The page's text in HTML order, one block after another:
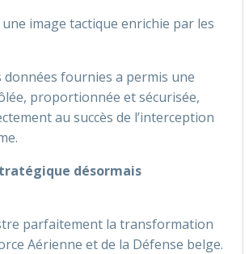
image tactique enrichie par les
données fournies a permis une
proportionnée et sécurisée,
au succès de l’interception
désormais
parfaitement la transformation
Aérienne et de la Défense belge.